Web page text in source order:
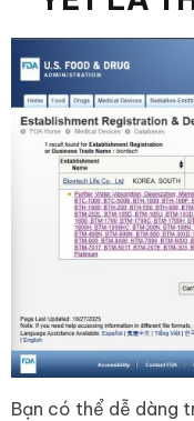
Bạn có thể dễ dàng